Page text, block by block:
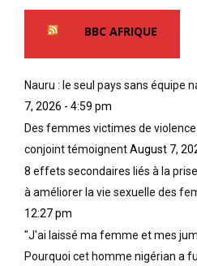
BBC AFRIQUE
Nauru : le seul pays sans équipe
7, 2026 - 4:59 pm
Des femmes victimes de
conjoint témoignentAugust 7,
8 effets secondaires liés à la
à améliorer la vie sexuelle des
12:27 pm
''J'ai laissé ma femme et mes
Pourquoi cet homme nigérian a